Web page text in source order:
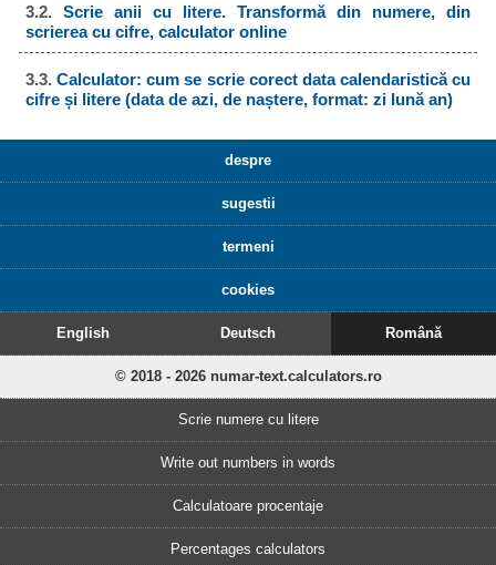
3.2.Scrie anii cu litere. Transformă din numere, din
scrierea cu cifre, calculator online
3.3.Calculator: cum se scrie corect data calendaristică cu
cifre și litere (data de azi, de naștere, format: zi lună an)
despre
sugestii
termeni
cookies
English Deutsch Română
© 2018 - 2026 numar-text.calculators.ro
Scrie numere cu litere
Write out numbers in words
Calculatoare procentaje
Percentages calculators